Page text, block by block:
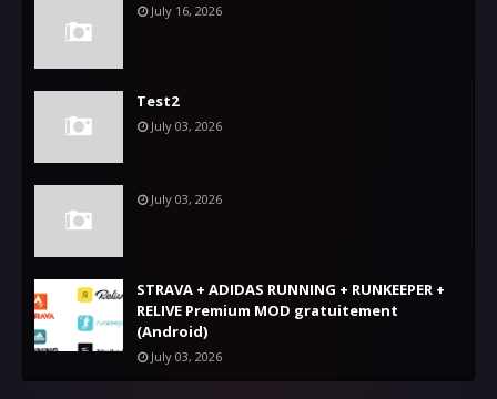
July 16, 2026
Test2
July 03, 2026
July 03, 2026
STRAVA + ADIDAS RUNNING + RUNKEEPER +
RELIVE Premium MOD gratuitement
(Android)
July 03, 2026